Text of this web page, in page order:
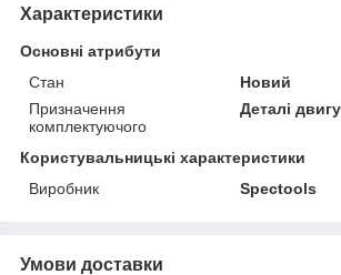
Характеристики
Основні атрибути
Стан
Новий
Призначення
комплектуючого
Деталі
Користувальницькі характеристики
Виробник
Spectools
Умови доставки